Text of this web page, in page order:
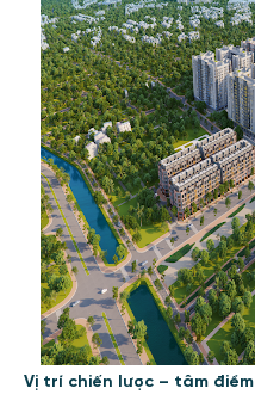
Vị trí chiến lược – tâm